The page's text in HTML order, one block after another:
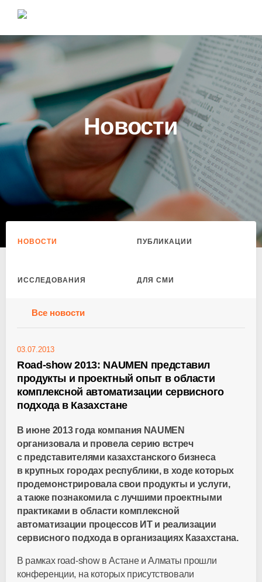
Новости
НОВОСТИ ПУБЛИКАЦИИ
ИССЛЕДОВАНИЯ ДЛЯ СМИ
Все новости
03.07.2013
Road-show 2013: NAUMEN представил
продукты и проектный опыт в области
комплексной автоматизации сервисного
подхода в Казахстане
В июне 2013 года компания NAUMEN
организовала и провела серию встреч
с представителями казахстанского бизнеса
в крупных городах республики, в ходе которых
продемонстрировала свои продукты и услуги,
а также познакомила с лучшими проектными
практиками в области комплексной
автоматизации процессов ИТ и реализации
сервисного подхода в организациях Казахстана.
В рамках road-show в Астане и Алматы прошли
конференции, на которых присутствовали